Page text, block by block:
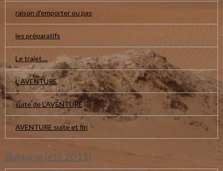
raison d'emporter ou pas
les préparatifs
Le trajet....
L AVENTURE
suite de L'AVENTURE
AVENTURE suite et fin
Bulgarie (été 2011)